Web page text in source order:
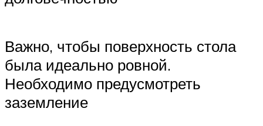
Важно, чтобы поверхность стола
была идеально ровной.
Необходимо предусмотреть
заземление